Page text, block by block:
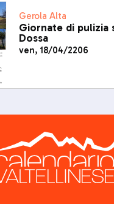
Gerola Alta
Giornate di pulizia
Dossa
ven, 18/04/2206